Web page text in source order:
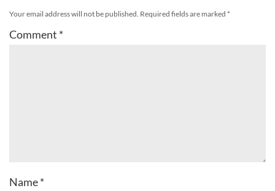
Your email address will not be published. Required fields are marked *
Comment *
Name*